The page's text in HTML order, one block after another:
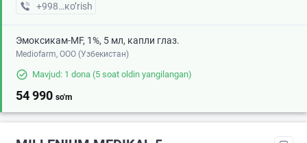
+998 (77) XXX-XX-XX
кo’rish
Эмоксикам-MF, 1%, 5 мл, капли глаз.
Mediofarm, ООО (Узбекистан)
Mavjud: 1 dona (5 soat oldin yangilangan)
54 990 so'm